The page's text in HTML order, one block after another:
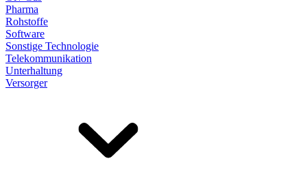
Pharma
Rohstoffe
Software
Sonstige Technologie
Telekommunikation
Unterhaltung
Versorger